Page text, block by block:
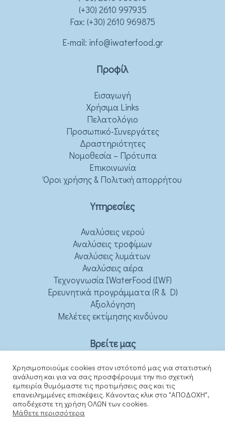
(+30) 2610 997935
Fax: (+30) 2610 969875
Ε-mail: info@iwaterfood.gr
Προφίλ
Εισαγωγή
Χρήσιμα Links
Πελατολόγιο
Προσωπικό-Συνεργάτες
Δραστηριότητες
Νομοθεσία – Πρότυπα
Επικοινωνία
Όροι χρήσης & Πολιτική απορρήτου
Υπηρεσίες
Αναλύσεις νερού
Αναλύσεις τροφίμων
Αναλύσεις λυμάτων
Αναλύσεις αέρα
Τεχνογνωσία IWaterFood (IWF)
Ερευνητικά προγράμματα (R & D)
Αξιολόγηση
Μελέτες εκτίμησης κινδύνου
Βρείτε μας
Χρησιμοποιούμε cookies στον ιστότοπό μας για στατιστική
ανάλυση και για να σας προσφέρουμε την πιο σχετική
εμπειρία θυμόμαστε τις προτιμήσεις σας και τις
επανειλημμένες επισκέψεις. Κάνοντας κλικ στο "ΑΠΟΔΟΧΗ",
αποδέχεστε τη χρήση ΟΛΩΝ των cookies.
Μάθετε περισσότερα